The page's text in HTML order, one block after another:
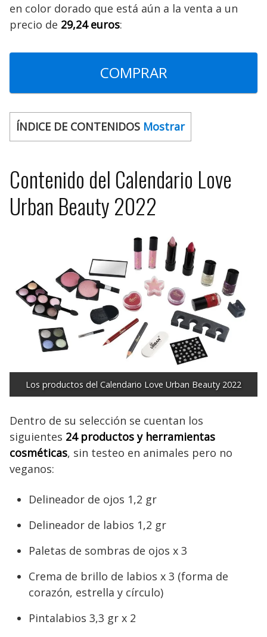
en color dorado que está aún a la venta a un
precio de 29,24 euros:
COMPRAR
ÍNDICE DE CONTENIDOS Mostrar
Contenido del Calendario Love
Urban Beauty 2022
Los productos del Calendario Love Urban Beauty 2022
Dentro de su selección se cuentan los
siguientes 24 productos y herramientas
cosméticas, sin testeo en animales pero no
veganos:
Delineador de ojos 1,2 gr
Delineador de labios 1,2 gr
Paletas de sombras de ojos x 3
Crema de brillo de labios x 3 (forma de
corazón, estrella y círculo)
Pintalabios 3,3 gr x 2